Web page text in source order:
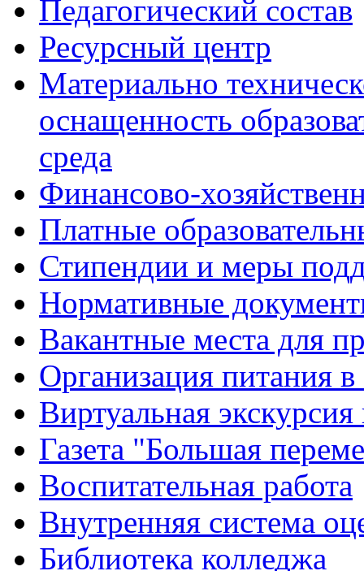
Педагогический состав
Ресурсный центр
Материально
оснащенность
среда
Финансово-
Платные
Стипендии и меры
Нормативные
Вакантные места для
Организация питания в
Виртуальная
Газета "Большая
Воспитательная работа
Внутренняя система
Библиотека колледжа